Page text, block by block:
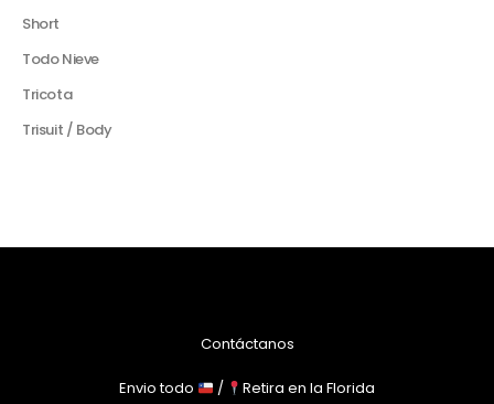
Short
Todo Nieve
Tricota
Trisuit / Body
Contáctanos
Envio todo / Retira en la Florida